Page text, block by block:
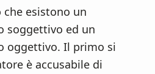
esistono un
soggettivo ed un
oggettivo. Il primo si
è accusabile di